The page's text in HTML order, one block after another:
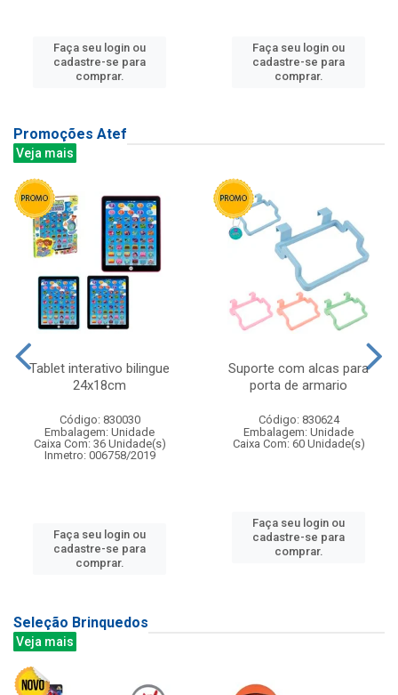
Faça seu login ou
cadastre-se para
comprar.
Faça seu login ou
cadastre-se para
comprar.
Promoções Atef
Veja mais
Tablet interativo bilingue
24x18cm
Código: 830030
Embalagem: Unidade
Caixa Com: 36 Unidade(s)
Inmetro: 006758/2019
Faça seu login ou
cadastre-se para
comprar.
Suporte com alcas para
porta de armario
Código: 830624
Embalagem: Unidade
Caixa Com: 60 Unidade(s)
Faça seu login ou
cadastre-se para
comprar.
Seleção Brinquedos
Veja mais